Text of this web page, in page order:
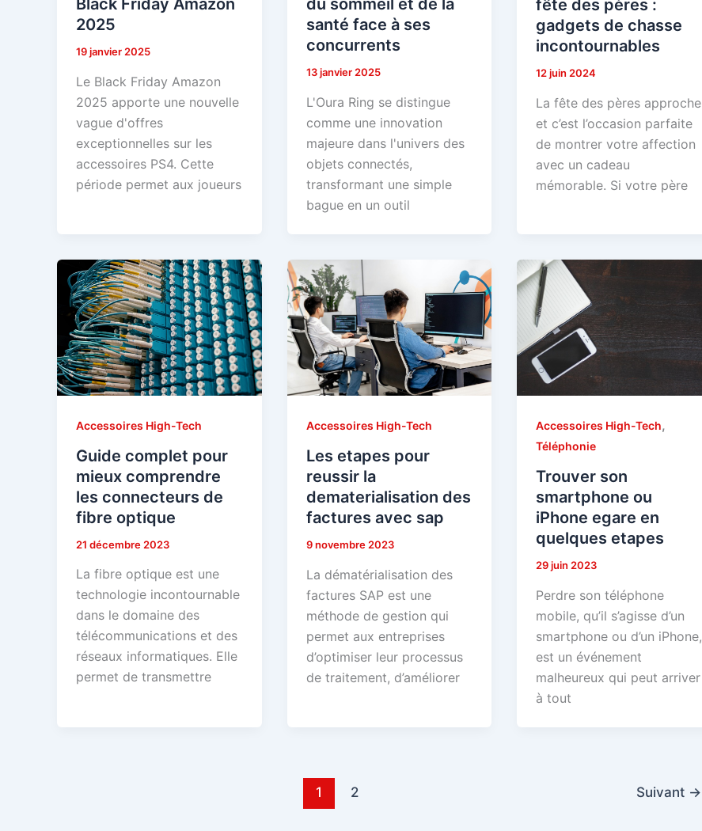
Black Friday Amazon
2025
19 janvier 2025
Le Black Friday Amazon
2025 apporte une nouvelle
vague d'offres
exceptionnelles sur les
accessoires PS4. Cette
période permet aux joueurs
du sommeil et de la
santé face à ses
concurrents
13 janvier 2025
L'Oura Ring se distingue
comme une innovation
majeure dans l'univers des
objets connectés,
transformant une simple
bague en un outil
fête des pères :
gadgets de chasse
incontournables
12 juin 2024
La fête des pères approche
et c’est l’occasion parfaite
de montrer votre affection
avec un cadeau
mémorable. Si votre père
Accessoires High-Tech
Guide complet pour
mieux comprendre
les connecteurs de
fibre optique
21 décembre 2023
La fibre optique est une
technologie incontournable
dans le domaine des
télécommunications et des
réseaux informatiques. Elle
permet de transmettre
Accessoires High-Tech
Les etapes pour
reussir la
dematerialisation des
factures avec sap
9 novembre 2023
La dématérialisation des
factures SAP est une
méthode de gestion qui
permet aux entreprises
d’optimiser leur processus
de traitement, d’améliorer
Accessoires High-Tech,
Téléphonie
Trouver son
smartphone ou
iPhone egare en
quelques etapes
29 juin 2023
Perdre son téléphone
mobile, qu’il s’agisse d’un
smartphone ou d’un iPhone,
est un événement
malheureux qui peut arriver
à tout
1 2 Suivant →